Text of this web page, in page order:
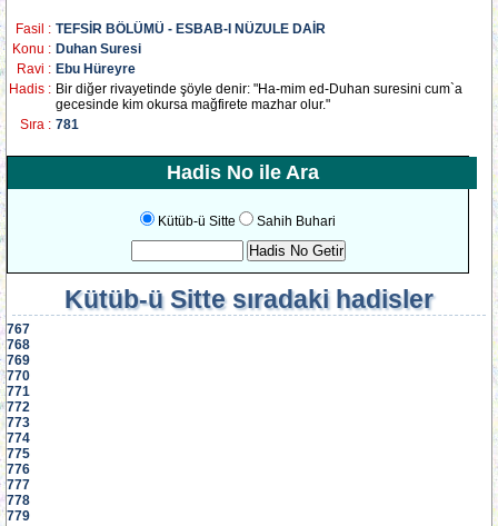
Fasil : TEFSİR BÖLÜMÜ - ESBAB-I NÜZULE DAİR
Konu : Duhan Suresi
Ravi : Ebu Hüreyre
Hadis : Bir diğer rivayetinde şöyle denir: "Ha-mim ed-Duhan suresini cum`a
gecesinde kim okursa mağfirete mazhar olur."
Sıra : 781
Hadis No ile Ara
Kütüb-ü Sitte Sahih Buhari
Kütüb-ü Sittesıradaki hadisler
767
768
769
770
771
772
773
774
775
776
777
778
779